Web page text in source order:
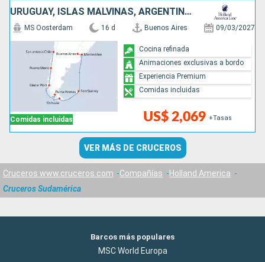
URUGUAY, ISLAS MALVINAS, ARGENTINA, CHILE
Comidas incluidas
MS Oosterdam 16 d Buenos Aires 09/03/2027
US$ 2,069 +Tasas
Cocina refinada
Animaciones exclusivas a bordo
Experiencia Premium
Comidas incluidas
VER MÁS DE CRUCEROS
Cruceros www.cruceros.com Compañías
Holland America
Cruceros Sudamérica
Barcos más populares
MSC World Europa